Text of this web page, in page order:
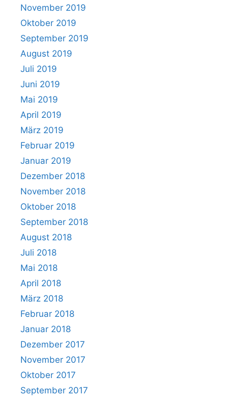
November 2019
Oktober 2019
September 2019
August 2019
Juli 2019
Juni 2019
Mai 2019
April 2019
März 2019
Februar 2019
Januar 2019
Dezember 2018
November 2018
Oktober 2018
September 2018
August 2018
Juli 2018
Mai 2018
April 2018
März 2018
Februar 2018
Januar 2018
Dezember 2017
November 2017
Oktober 2017
September 2017